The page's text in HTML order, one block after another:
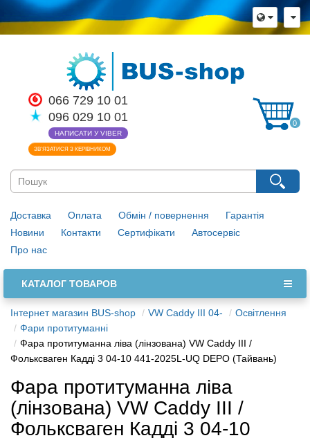
066 729 10 01
096 029 10 01
НАПИСАТИ У VIBER
ЗВ’ЯЗАТИСЯ З КЕРІВНИКОМ
0
Доставка Оплата Обмін / повернення
Гарантія
Новини
Контакти Сертифікати
Автосервіс
Про нас
КАТАЛОГ ТОВАРОВ
Інтернет магазин BUS-shop VW Caddy III 04-
Освітлення
Фари протитуманні
Фара протитуманна ліва (лінзована) VW Caddy III /
Фольксваген Кадді 3 04-10 441-2025L-UQ DEPO (Тайвань)
Фара протитуманна ліва
(лінзована) VW Caddy III /
Фольксваген Кадді 3 04-10